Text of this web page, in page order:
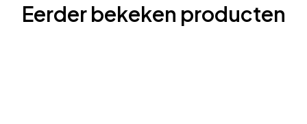
Eerder bekeken producten